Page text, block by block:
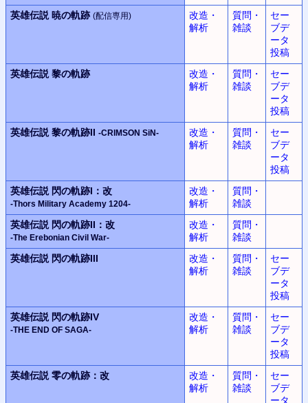
英雄伝説 暁の軌跡 (配信専用)
改造・
解析
質問・
雑談
セー
ブデ
ータ
投稿
英雄伝説 黎の軌跡
改造・
解析
質問・
雑談
セー
ブデ
ータ
投稿
英雄伝説 黎の軌跡II -CRIMSON SiN-
改造・
解析
質問・
雑談
セー
ブデ
ータ
投稿
英雄伝説 閃の軌跡I：改
-Thors Military Academy 1204-
改造・
解析
質問・
雑談
英雄伝説 閃の軌跡II：改
-The Erebonian Civil War-
改造・
解析
質問・
雑談
英雄伝説 閃の軌跡III
改造・
解析
質問・
雑談
セー
ブデ
ータ
投稿
英雄伝説 閃の軌跡IV
-THE END OF SAGA-
改造・
解析
質問・
雑談
セー
ブデ
ータ
投稿
英雄伝説 零の軌跡：改
改造・
解析
質問・
雑談
セー
ブデ
ータ